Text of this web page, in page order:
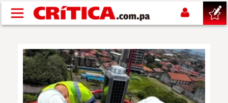
Pasar al contenido principal
SUCESOS
NACIONAL